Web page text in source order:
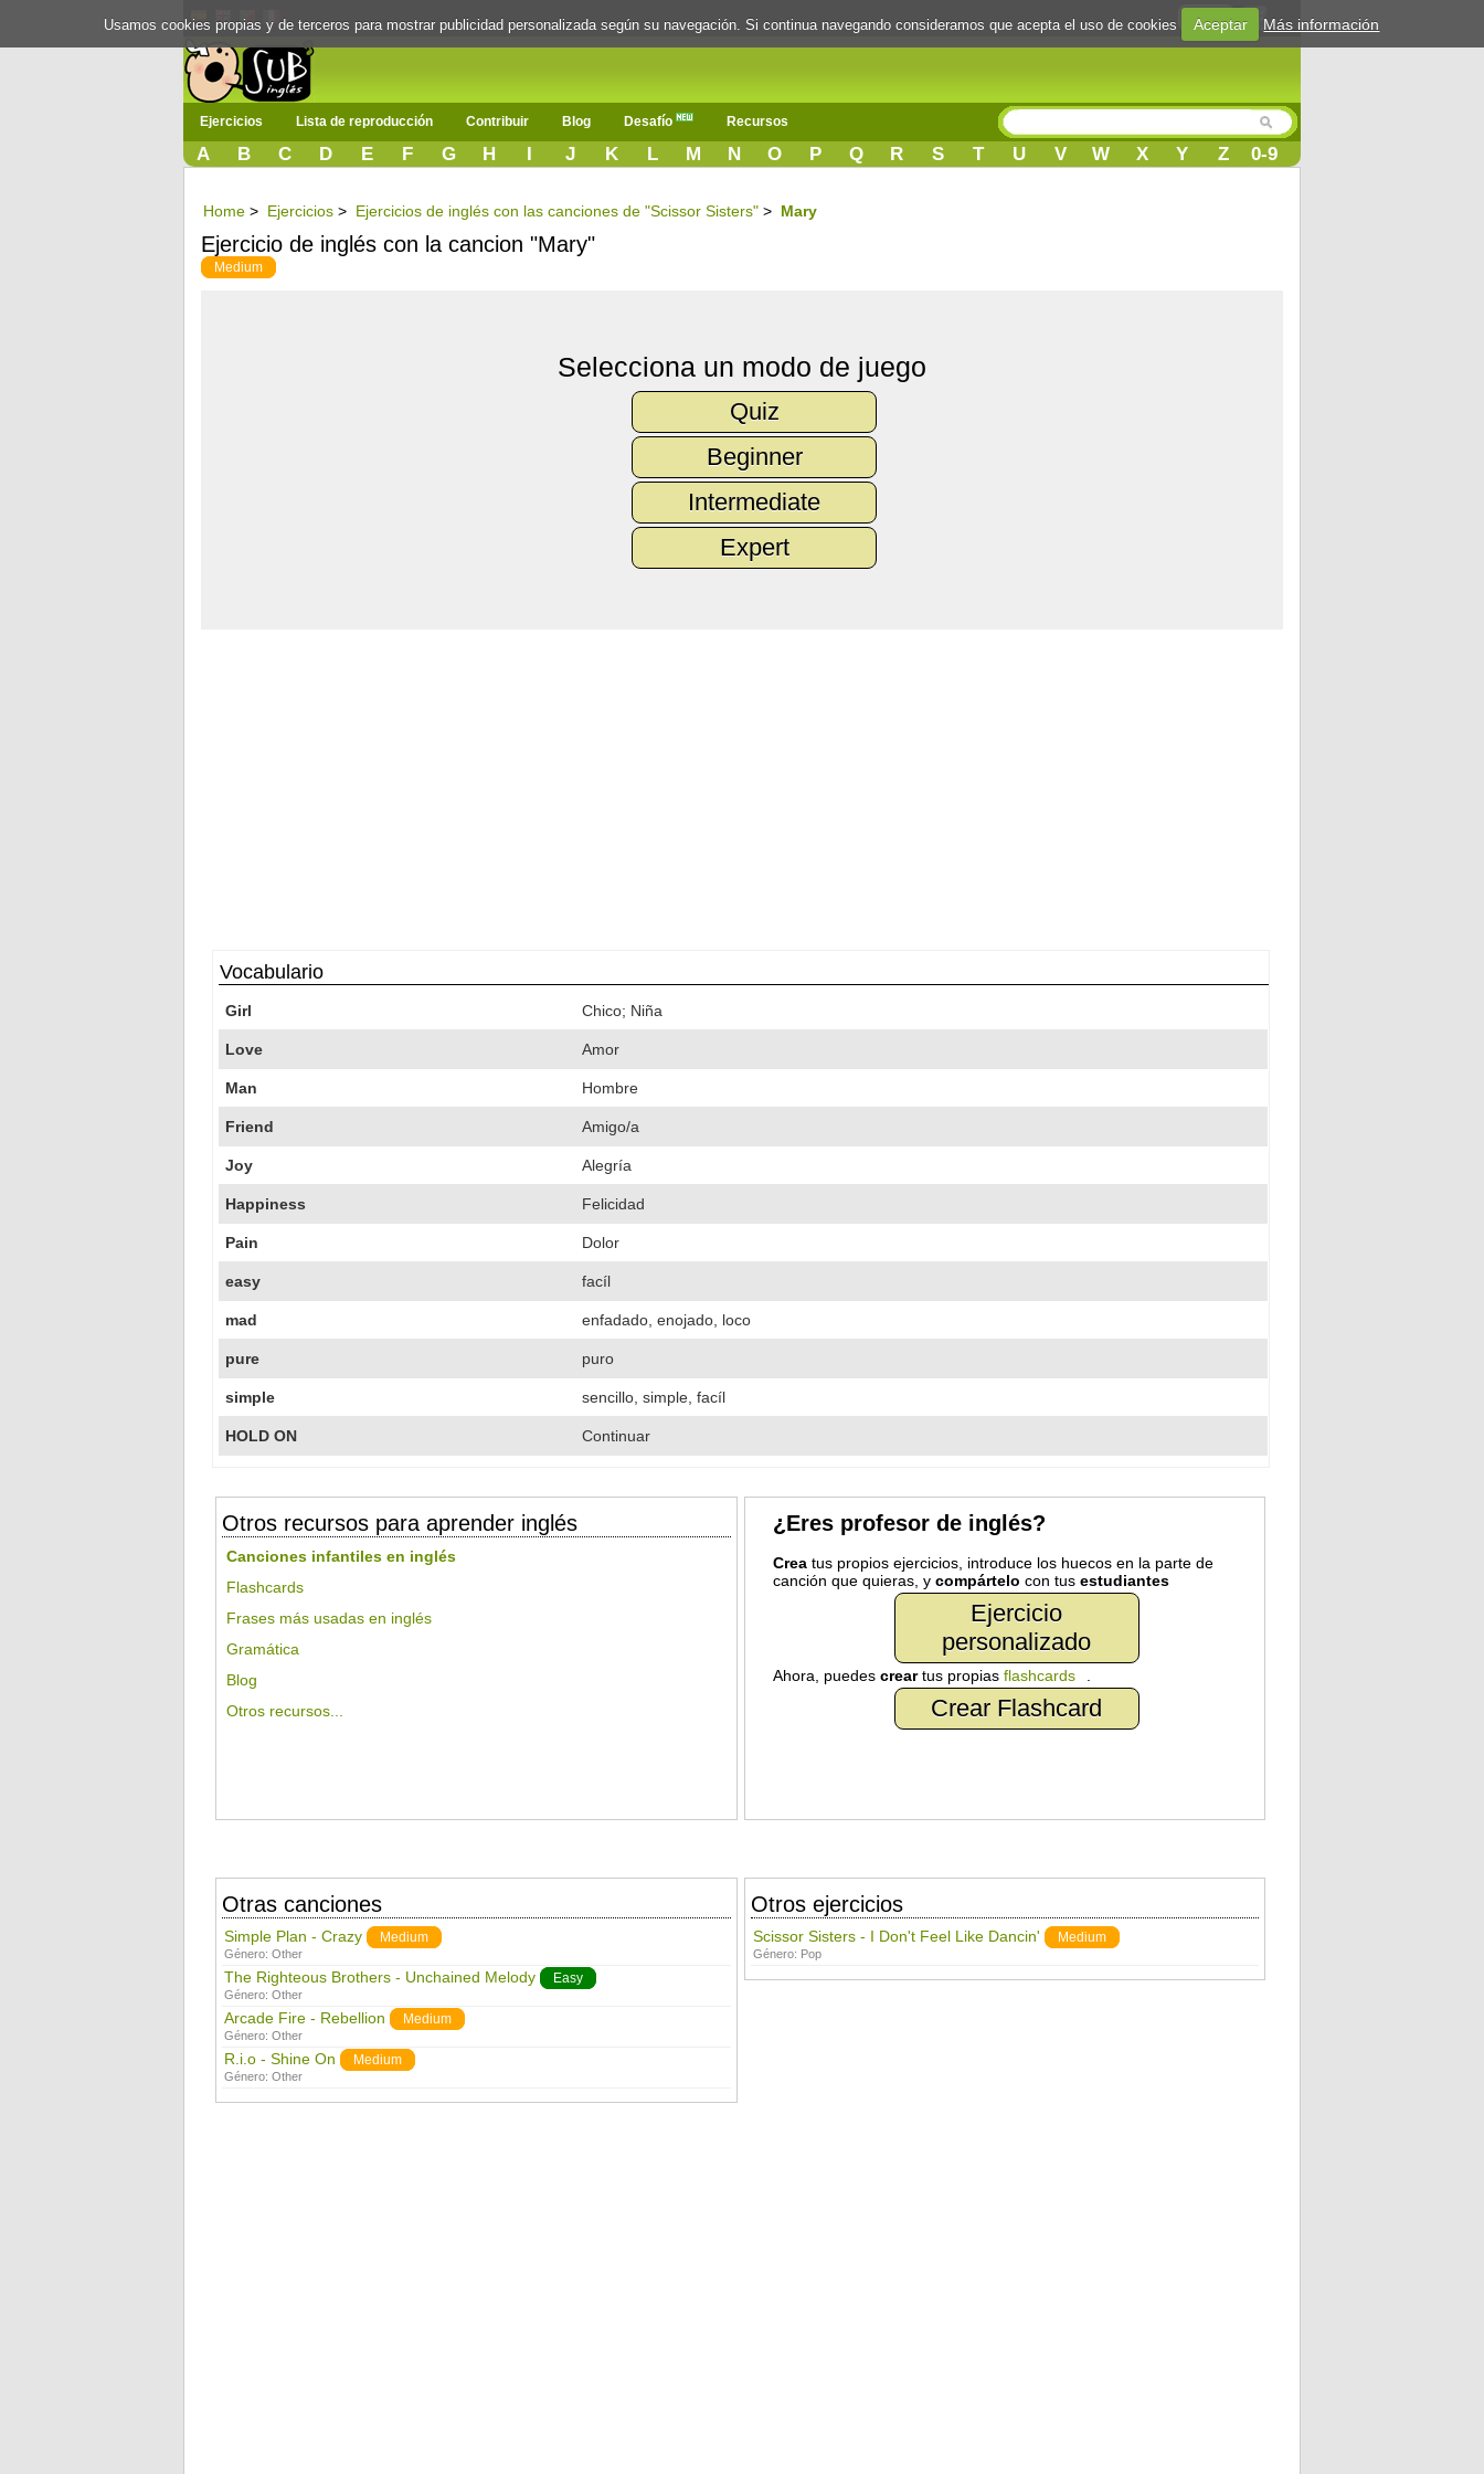
Login
Ejercicios Lista de reproducción Contribuir Blog Desafío Recursos
A B C D E F G H I J K L M N O P Q R S T U V W X Y Z 0-9
Home > Ejercicios > Ejercicios de inglés con las canciones de "Scissor Sisters" > Mary
Ejercicio de inglés con la cancion "Mary"
Medium
Selecciona un modo de juego
Quiz
Beginner
Intermediate
Expert
Vocabulario
Girl Chico; Niña
Love Amor
Man Hombre
Friend Amigo/a
Joy Alegría
Happiness Felicidad
Pain Dolor
easy facíl
mad enfadado, enojado, loco
pure puro
simple sencillo, simple, facíl
HOLD ON Continuar
Otros recursos para aprender inglés
Canciones infantiles en inglés
Flashcards
Frases más usadas en inglés
Gramática
Blog
Otros recursos...
¿Eres profesor de inglés?
Creatus propios ejercicios, introduce los huecos en la parte de
canción que quieras, y compártelo con tus estudiantes
Ejercicio
personalizado
Ahora, puedes creartus propias flashcards
Crear Flashcard
Otras canciones
Simple Plan - Crazy Medium
Género: Other
The Righteous Brothers - Unchained Melody Easy
Género: Other
Arcade Fire - Rebellion Medium
Género: Other
R.i.o - Shine On Medium
Género: Other
Otros ejercicios
Scissor Sisters - I Don't Feel Like Dancin' Medium
Género: Pop
Usamos cookies propias y de terceros para mostrar publicidad personalizada según su navegación. Si continua navegando consideramos que acepta el uso de cookies Aceptar Más información